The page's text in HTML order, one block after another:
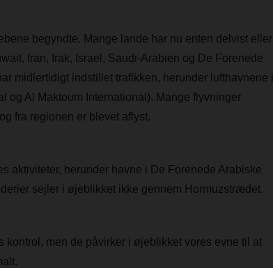
begyndte. Mange lande har nu enten delvist eller
Iran, Irak, Israel, Saudi-Arabien og De Forenede
midlertidigt indstillet trafikken, herunder lufthavnene i
og Al Maktoum International). Mange flyvninger
fra regionen er blevet aflyst.
aktiviteter, herunder havne i De Forenede Arabiske
sejler i øjeblikket ikke gennem Hormuzstrædet.
kontrol, men de påvirker i øjeblikket vores evne til at